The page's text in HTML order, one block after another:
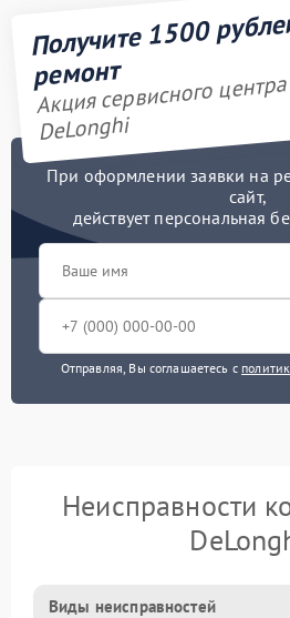
Получите 1500
ремонт
Акция сервисного центра
DeLonghi
При оформлении заявки на
сайт,
действует персональная
Отправляя, Вы соглашаетесь с
Неисправности
Виды неисправностей